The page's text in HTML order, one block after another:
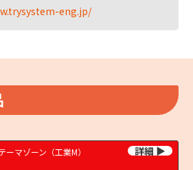
eng.jp/
ーマゾーン（工業M）